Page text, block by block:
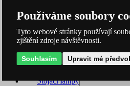
Stojací lampy
Používáme soubory
Tyto webové stránky používají
zjištění zdroje návštěvnosti.
Souhlasím Upravit mé